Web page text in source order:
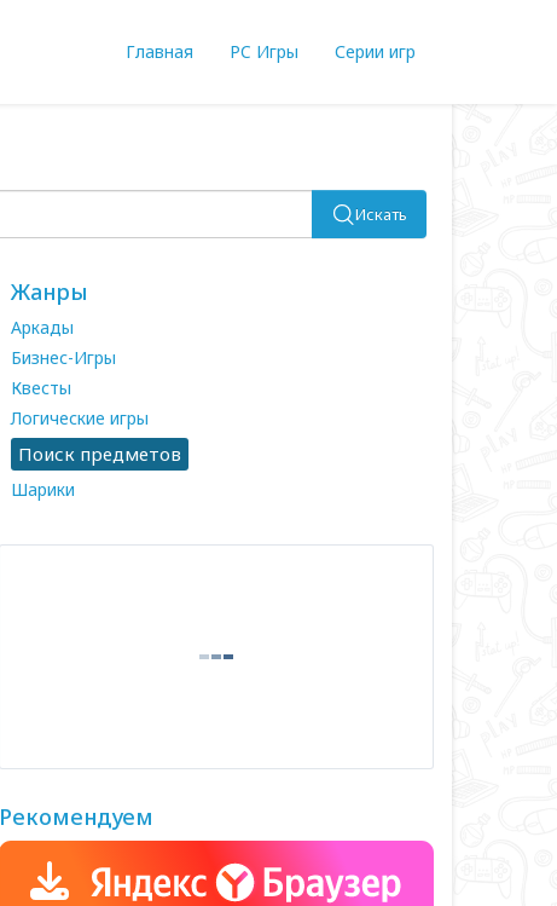
Главная PC Игры Серии игр
Искать
Жанры
Аркады
Бизнес-Игры
Квесты
Логические игры
Поиск предметов
Шарики
Рекомендуем